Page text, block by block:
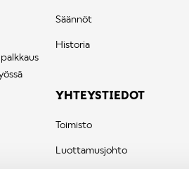
Säännöt
Historia
YHTEYSTIEDOT
Toimisto
Luottamusjohto